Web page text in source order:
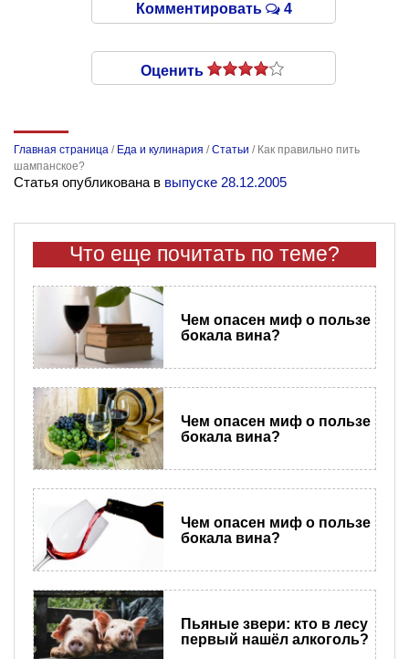
Комментировать 4
Оценить
Главная страница / Еда и кулинария /Статьи / Как правильно пить
шампанское?
Статья опубликована в выпуске 28.12.2005
Что еще почитать по теме?
Чем опасен миф о пользе
бокала вина?
Чем опасен миф о пользе
бокала вина?
Чем опасен миф о пользе
бокала вина?
Пьяные звери: кто в лесу
первый нашёл алкоголь?